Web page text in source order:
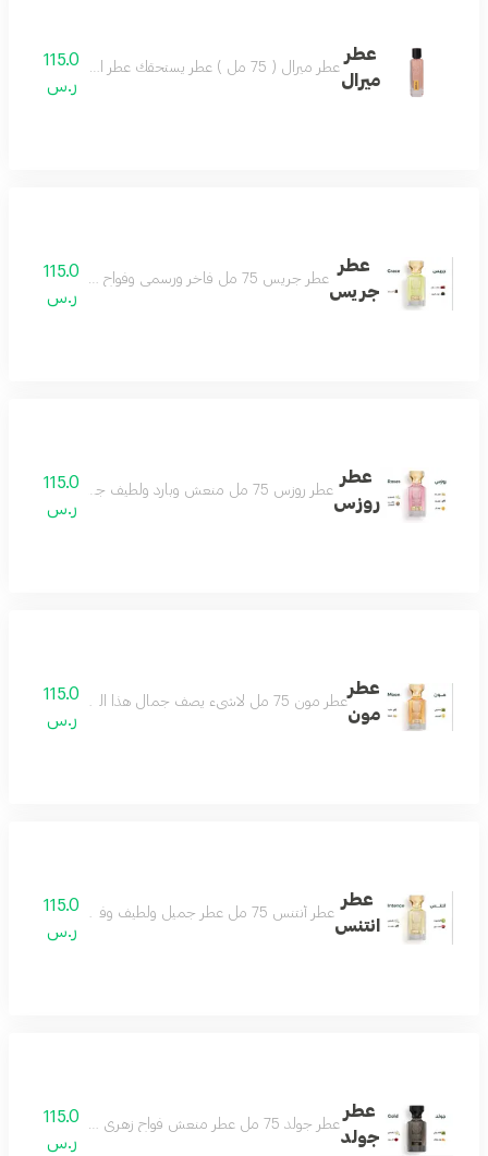
عطر
ميرال
عطر ميرال ( 75 مل ) عطر يستحقك عطر الجمال والشتاء تركيبة ساحرة تضفي لشتائك مزيجاً من التميز و الثبات.
115.0
ر.س
عطر
جريس
عطر جريس 75 مل فاخر ورسمي وفواح ومميز مثالي للمناسبات الخاصة يجعلك تتألق بثقة مكوناته الراقية من التوت واللذر والزعفران تمنحك رائحة أنيقة تدوم طويلا اختيارك الأفضل للإطلالة المتكاملة
115.0
ر.س
عطر
روزس
عطر روزس 75 مل منعش وبارد ولطيف جداً أنثوي بامتياز عطر الأنوثة والجمال جميل كل وقت ولكل ذوق عطر لا تختلف عليه أي أنثى مكونات العطر الياسمين المسك الصندل الفانيلا البرتقال
115.0
ر.س
عطر
مون
عطر مون 75 مل لاشىء يصف جمال هذا العطر سوى أنه ( تحفه ) مليىء بالجمال والتفرد واللطف والأناقة عطر يزيد الجمال ، عطر هادىء لطيف رائع ومميزمكونات العطر : المسك - الفانيلا - الليمون - الباتشولي
115.0
ر.س
عطر
انتنس
عطر أنتنس 75 مل عطر جميل ولطيف وفواح جداً تكوين مميز من الياسمين والمسك والفانيلا ولمسات فاخرة من البرغموت والتوت البري عطر يملك قلبك حتماً عطر شتوي نهاري رائع بكل معنى مكونات العطر الياسمين البرغموت التوت البري الفانيلا
115.0
ر.س
عطر
جولد
عطر جولد 75 مل عطر منعش فواح زهري جميل لكل وقت لطيف وهادىء وفواح يتميز بالثبات العالي مكونات العطر الياسمين الباتشولي الورد زهر البرتقال
115.0
ر.س